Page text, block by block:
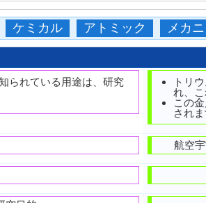
ケミカル アトミック メカ
られている用途は、研究
トリ
れ、
この
されま
航空